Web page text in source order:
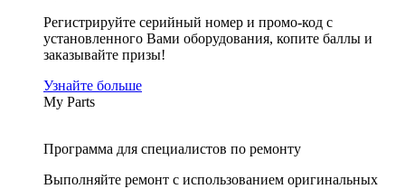
Регистрируйте серийный номер и промо-код с
установленного Вами оборудования, копите баллы и
заказывайте призы!
Узнайте больше
My Parts
Программа для специалистов по ремонту
Выполняйте ремонт с использованием оригинальных